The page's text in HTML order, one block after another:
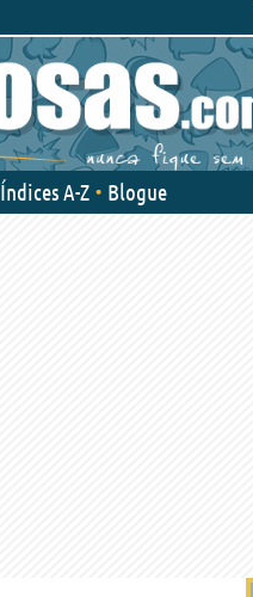
Índices A-Z Blogue